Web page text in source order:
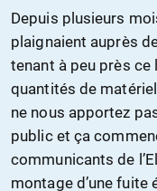
Depuis plusieurs
plaignaient auprès
tenant à peu près ce
quantités de
ne nous apportez
public et ça
communicants de
montage d’une fuite